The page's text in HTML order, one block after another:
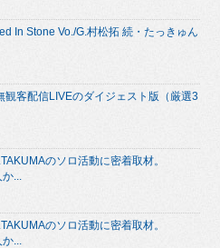
In Stone Vo./G.村松拓 続・たっきゅん
観客配信LIVEのダイジェスト版（厳選3
のソロ活動に密着取材。
...
のソロ活動に密着取材。
...